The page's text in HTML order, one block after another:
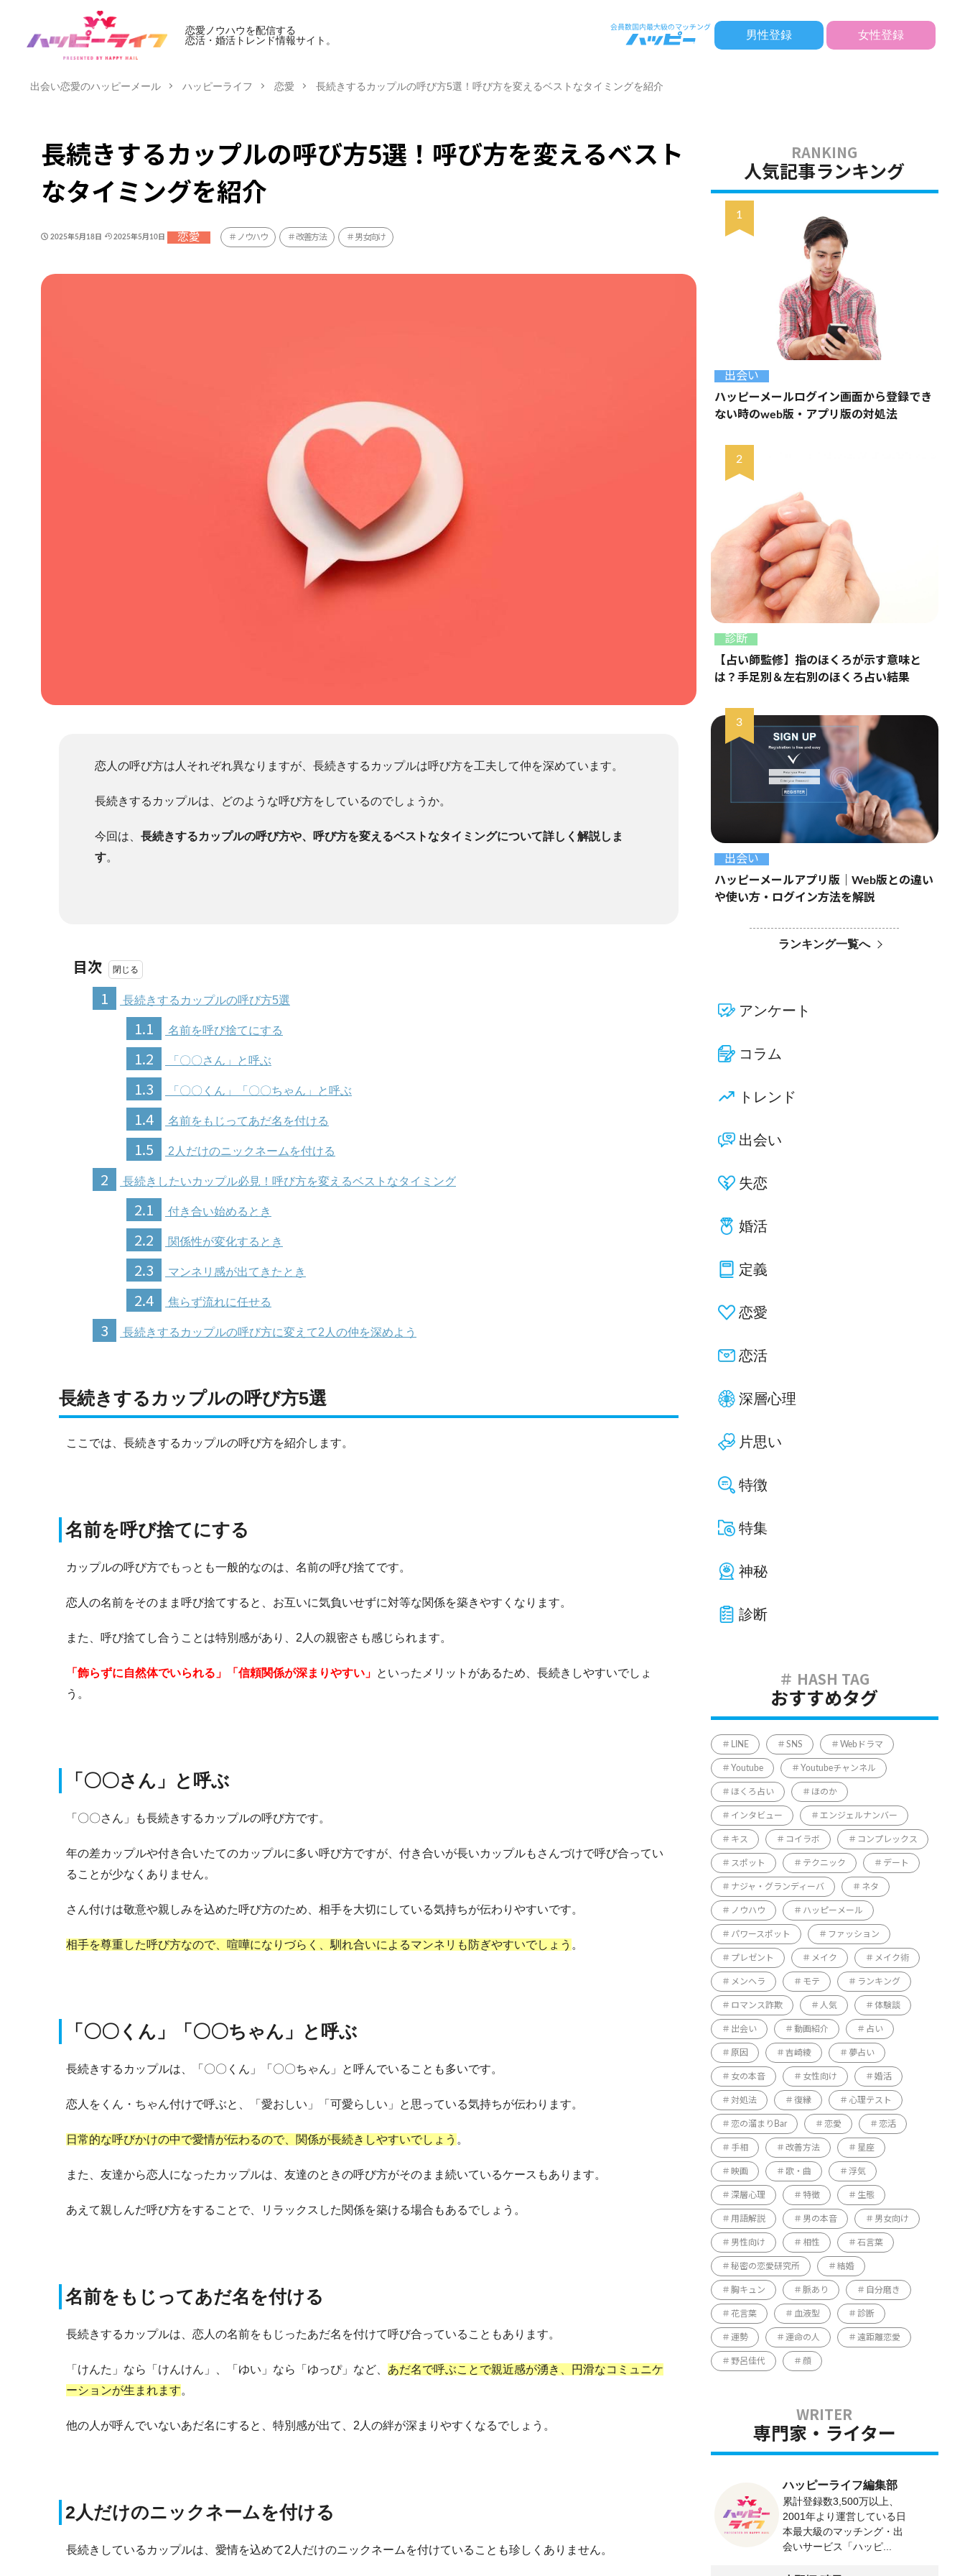
恋愛ノウハウを配信する
恋活・婚活トレンド情報サイト。
男性登録 女性登録
出会い恋愛のハッピーメール ハッピーライフ 恋愛 長続きするカップルの呼び方5選！呼び方を変えるベストなタイミングを紹介
長続きするカップルの呼び方5選！呼び方を変えるベスト
なタイミングを紹介
2025年5月18日 2025年5月10日 恋愛 ノウハウ 改善方法 男女向け
恋人の呼び方は人それぞれ異なりますが、長続きするカップルは呼び方を工夫して仲を深めています。
長続きするカップルは、どのような呼び方をしているのでしょうか。
今回は、 長続きするカップルの呼び方や、呼び方を変えるベストなタイミングについて詳しく解説しま
す。
目次
1
長続きするカップルの呼び方5選
1.1 名前を呼び捨てにする
1.2 「〇〇さん」と呼ぶ
1.3 「〇〇くん」「〇〇ちゃん」と呼ぶ
1.4 名前をもじってあだ名を付ける
1.5 2人だけのニックネームを付ける
2 長続きしたいカップル必見！呼び方を変えるベストなタイミング
2.1 付き合い始めるとき
2.2 関係性が変化するとき
2.3 マンネリ感が出てきたとき
2.4 焦らず流れに任せる
3 長続きするカップルの呼び方に変えて2人の仲を深めよう
長続きするカップルの呼び方5選
ここでは、長続きするカップルの呼び方を紹介します。
名前を呼び捨てにする
カップルの呼び方でもっとも一般的なのは、名前の呼び捨てです。
恋人の名前をそのまま呼び捨てすると、お互いに気負いせずに対等な関係を築きやすくなります。
また、呼び捨てし合うことは特別感があり、2人の親密さも感じられます。
「飾らずに自然体でいられる」「信頼関係が深まりやすい」 といったメリットがあるため、長続きしやすいでしょ
う。
「〇〇さん」と呼ぶ
「〇〇さん」も長続きするカップルの呼び方です。
年の差カップルや付き合いたてのカップルに多い呼び方ですが、付き合いが長いカップルもさんづけで呼び合ってい
ることが少なくありません。
さん付けは敬意や親しみを込めた呼び方のため、相手を大切にしている気持ちが伝わりやすいです。
相手を尊重した呼び方なので、喧嘩になりづらく、馴れ合いによるマンネリも防ぎやすいでしょう 。
「〇〇くん」「〇〇ちゃん」と呼ぶ
長続きするカップルは、「〇〇くん」「〇〇ちゃん」と呼んでいることも多いです。
恋人をくん・ちゃん付けで呼ぶと、「愛おしい」「可愛らしい」と思っている気持ちが伝わります。
日常的な呼びかけの中で愛情が伝わるので、関係が長続きしやすいでしょう 。
また、友達から恋人になったカップルは、友達のときの呼び方がそのまま続いているケースもあります。
あえて親しんだ呼び方をすることで、リラックスした関係を築ける場合もあるでしょう。
名前をもじってあだ名を付ける
長続きするカップルは、恋人の名前をもじったあだ名を付けて呼び合っていることもあります。
「けんた」なら「けんけん」、「ゆい」なら「ゆっぴ」など、 あだ名で呼ぶことで親近感が湧き、円滑なコミュニケ
ーションが生まれます。
他の人が呼んでいないあだ名にすると、特別感が出て、2人の絆が深まりやすくなるでしょう。
2人だけのニックネームを付ける
長続きしているカップルは、愛情を込めて2人だけのニックネームを付けていることも珍しくありません。
人気記事ランキング
出会い
ハッピーメールログイン画面から登録でき
ない時のweb版・アプリ版の対処法
診断
【占い師監修】指のほくろが示す意味と
は？手足別＆左右別のほくろ占い結果
出会い
ハッピーメールアプリ版｜Web版との違い
や使い方・ログイン方法を解説
ランキング一覧へ
アンケート
コラム
トレンド
出会い
失恋
婚活
定義
恋愛
恋活
深層心理
片思い
特徴
特集
神秘
診断
おすすめタグ
LINE SNS Webドラマ
Youtube Youtubeチャンネル
ほくろ占い ほのか
インタビュー エンジェルナンバー
キス コイラボ コンプレックス
スポット テクニック デート
ナジャ・グランディーバ ネタ
ノウハウ ハッピーメール
パワースポット ファッション
プレゼント メイク メイク術
メンヘラ モテ ランキング
ロマンス詐欺 人気 体験談
出会い 動画紹介 占い
原因 吉崎綾 夢占い
女の本音 女性向け 婚活
対処法 復縁 心理テスト
恋の溜まりBar 恋愛 恋活
手相 改善方法 星座
映画 歌・曲 浮気
深層心理 特徴 生態
用語解説 男の本音 男女向け
男性向け 相性 石言葉
秘密の恋愛研究所 結婚
胸キュン 脈あり 自分磨き
花言葉 血液型 診断
運勢 運命の人 遠距離恋愛
野呂佳代 顔
専門家・ライター
ハッピーライフ編集部
累計登録数3,500万以上、
2001年より運営している日
本最大級のマッチング・出
会いサービス「ハッピ...